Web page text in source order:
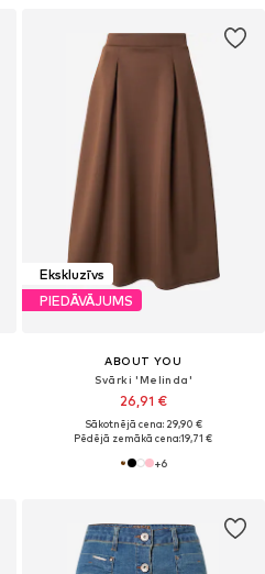
Ekskluzīvs
PIEDĀVĀJUMS
ABOUT YOU
Svārki 'Melinda'
26,91 €
Sākotnējā cena: 29,90 €
Pēdējā zemākā cena:19,71 €
+6